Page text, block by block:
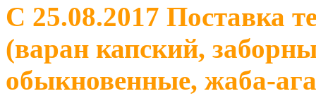
С 25.08.2017 Поставка
(варан капский,
обыкновенные, жаба-